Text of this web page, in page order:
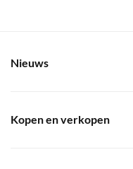
Nieuws
Kopen en verkopen